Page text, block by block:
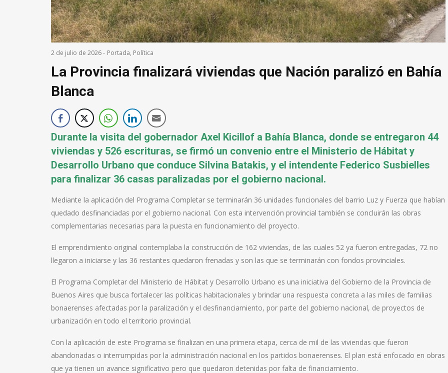
2 de julio de 2026- Portada, Política
La Provincia finalizará viviendas que Nación paralizó en Bahía
Blanca
Durante la visita del gobernador Axel Kicillof a Bahía Blanca, donde se entregaron 44
viviendas y 526 escrituras, se firmó un convenio entre el Ministerio de Hábitat y
Desarrollo Urbano que conduce Silvina Batakis, y el intendente Federico Susbielles
para finalizar 36 casas paralizadas por el gobierno nacional.
Mediante la aplicación del Programa Completar se terminarán 36 unidades funcionales del barrio Luz y Fuerza que habían
quedado desfinanciadas por el gobierno nacional. Con esta intervención provincial también se concluirán las obras
complementarias necesarias para la puesta en funcionamiento del proyecto.
El emprendimiento original contemplaba la construcción de 162 viviendas, de las cuales 52 ya fueron entregadas, 72 no
llegaron a iniciarse y las 36 restantes quedaron frenadas y son las que se terminarán con fondos provinciales.
El Programa Completar del Ministerio de Hábitat y Desarrollo Urbano es una iniciativa del Gobierno de la Provincia de
Buenos Aires que busca fortalecer las políticas habitacionales y brindar una respuesta concreta a las miles de familias
bonaerenses afectadas por la paralización y el desfinanciamiento, por parte del gobierno nacional, de proyectos de
urbanización en todo el territorio provincial.
Con la aplicación de este Programa se finalizan en una primera etapa, cerca de mil de las viviendas que fueron
abandonadas o interrumpidas por la administración nacional en los partidos bonaerenses. El plan está enfocado en obras
que ya tienen un avance significativo pero que quedaron detenidas por falta de financiamiento.